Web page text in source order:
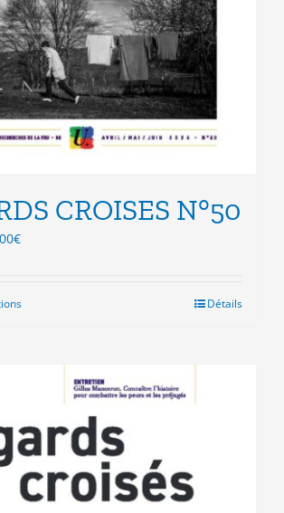
CROISES N°50
€
Ce
variations.
options
peuvent
choisies
sur
Détails